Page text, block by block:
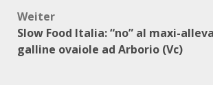
Weiter
Slow Food Italia: “no” al maxi-
galline ovaiole ad Arborio (Vc)